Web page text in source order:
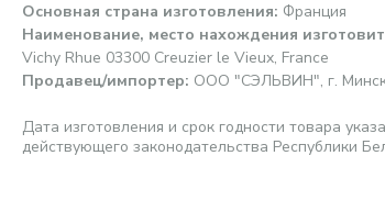
Основная страна изготовления: Франция
Наименование, место нахождения
Vichy Rhue 03300 Creuzier le Vieux, France
Продавец/импортер: ООО "СЭЛЬВИН", г.
Дата изготовления и срок годности товара
действующего законодательства Республики